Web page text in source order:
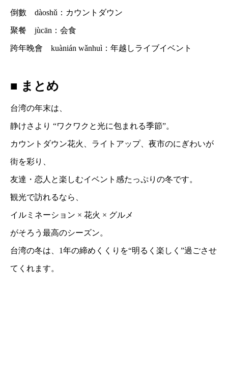
倒數 dàoshǔ：カウントダウン
聚餐 jùcān：会食
跨年晚會 kuànián wǎnhuì：年越しライブイベント
■ まとめ
台湾の年末は、
静けさより “ワクワクと光に包まれる季節”。
カウントダウン花火、ライトアップ、夜市のにぎわいが
街を彩り、
友達・恋人と楽しむイベント感たっぷりの冬です。
観光で訪れるなら、
イルミネーション × 花火 × グルメ
がそろう最高のシーズン。
台湾の冬は、1年の締めくくりを“明るく楽しく”過ごさせ
てくれます。